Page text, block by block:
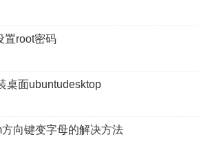
置root密码
桌面ubuntudesktop
向键变字母的解决方法